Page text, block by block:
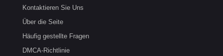
Kontaktieren Sie Uns
Über die Seite
Häufig gestellte Fragen
DMCA-Richtlinie